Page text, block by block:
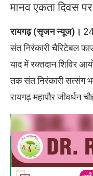
मानव एकता दिवस
रायगढ़ (सृजन न्यूज)।
संत निरंकारी चैरिटेबल
याद में रक्तदान शिविर
तक संत निरंकारी सत्संग
रायगढ़ महापौर जीवर्धन